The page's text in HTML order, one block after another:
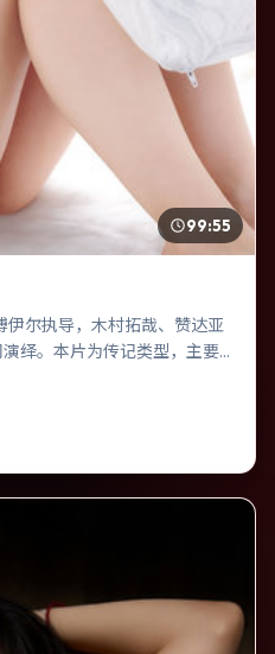
99:55
伊尔执导，木村拓哉、赞达亚
绎。本片为传记类型，主要
环困住主角，每一次醒来规
，节奏紧凑，人物动机清
的观众。